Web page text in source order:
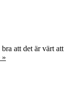
att det är värt
»